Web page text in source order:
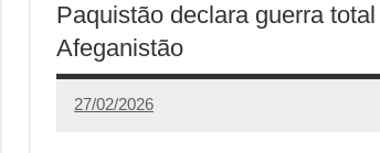
Paquistão declara guerra
Afeganistão
27/02/2026
Redação
58